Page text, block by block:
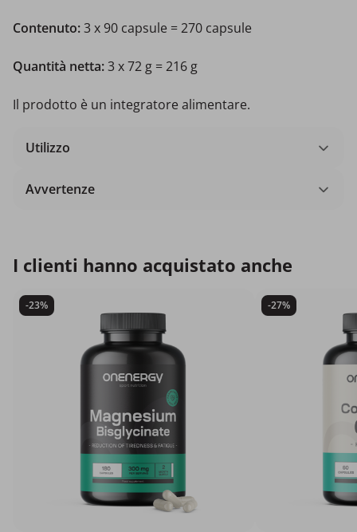
Contenuto:3 x 90 capsule = 270 capsule
Quantità netta:3 x72 g = 216 g
Il prodotto è un integratore alimentare.
Utilizzo
Avvertenze
I clienti hanno acquistato anche
-23% -27%